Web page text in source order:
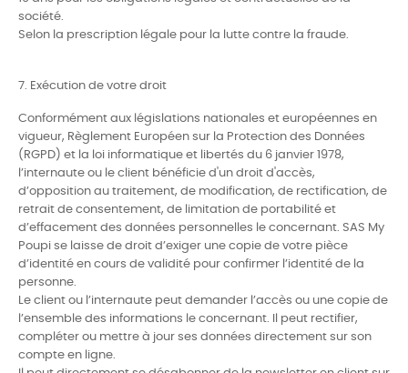
société.
Selon la prescription légale pour la lutte contre la fraude.
7. Exécution de votre droit
Conformément aux législations nationales et européennes en
vigueur, Règlement Européen sur la Protection des Données
(RGPD) et la loi informatique et libertés du 6 janvier 1978,
l’internaute ou le client bénéficie d'un droit d'accès,
d’opposition au traitement, de modification, de rectification, de
retrait de consentement, de limitation de portabilité et
d’effacement des données personnelles le concernant. SAS My
Poupi se laisse de droit d’exiger une copie de votre pièce
d’identité en cours de validité pour confirmer l’identité de la
personne.
Le client ou l’internaute peut demander l’accès ou une copie de
l’ensemble des informations le concernant. Il peut rectifier,
compléter ou mettre à jour ses données directement sur son
compte en ligne.